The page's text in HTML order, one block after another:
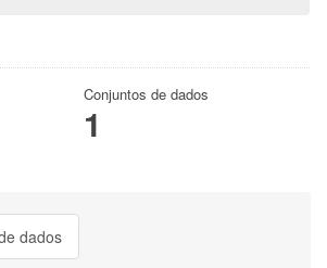
Conjuntos de dados
1
dados